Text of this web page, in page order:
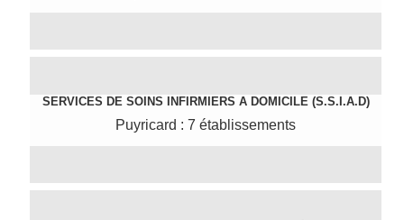
SERVICES DE SOINS INFIRMIERS A DOMICILE (S.S.I.A.D)
Puyricard : 7 établissements